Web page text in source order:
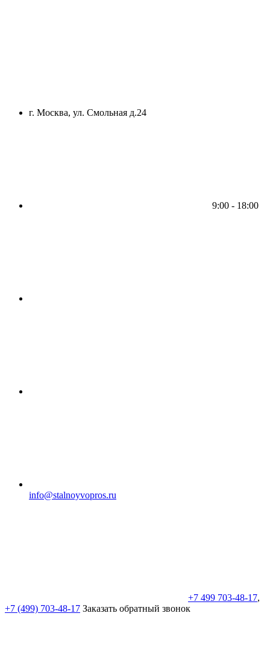
г. Москва, ул. Смольная д.24
9:00 - 18:00
info@stalnoyvopros.ru
+7 499 703-48-17,
+7 (499) 703-48-17 Заказать обратный звонок